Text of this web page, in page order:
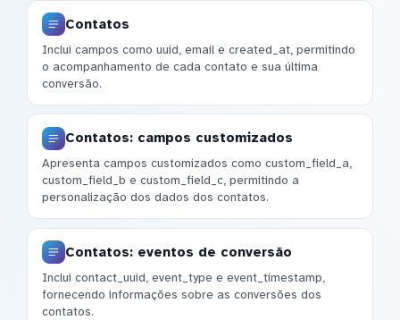
Contatos
Inclui campos como uuid, email e created_at, permitindo
o acompanhamento de cada contato e sua última
conversão.
Contatos: campos customizados
Apresenta campos customizados como custom_field_a,
custom_field_b e custom_field_c, permitindo a
personalização dos dados dos contatos.
Contatos: eventos de conversão
Inclui contact_uuid, event_type e event_timestamp,
fornecendo informações sobre as conversões dos
contatos.